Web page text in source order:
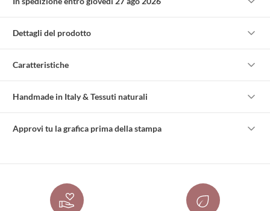
Dettagli del prodotto
Caratteristiche
Handmade in Italy & Tessuti naturali
Approvi tu la grafica prima della stampa